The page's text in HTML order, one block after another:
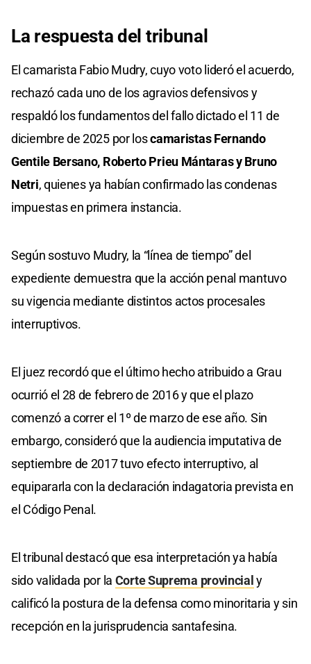
La respuesta del tribunal
El camarista Fabio Mudry, cuyo voto lideró el acuerdo,
rechazó cada uno de los agravios defensivos y
respaldó los fundamentos del fallo dictado el 11 de
diciembre de 2025 por loscamaristas Fernando
Gentile Bersano, Roberto Prieu Mántaras y Bruno
Netri, quienes ya habían confirmado las condenas
impuestas en primera instancia.
Según sostuvo Mudry, la “línea de tiempo” del
expediente demuestra que la acción penal mantuvo
su vigencia mediante distintos actos procesales
interruptivos.
El juez recordó que el último hecho atribuido a Grau
ocurrió el 28 de febrero de 2016 y que el plazo
comenzó a correr el 1º de marzo de ese año. Sin
embargo, consideró que la audiencia imputativa de
septiembre de 2017 tuvo efecto interruptivo, al
equipararla con la declaración indagatoria prevista en
el Código Penal.
El tribunal destacó que esa interpretación ya había
sido validada por la Corte Suprema provincialy
calificó la postura de la defensa como minoritaria y sin
recepción en la jurisprudencia santafesina.